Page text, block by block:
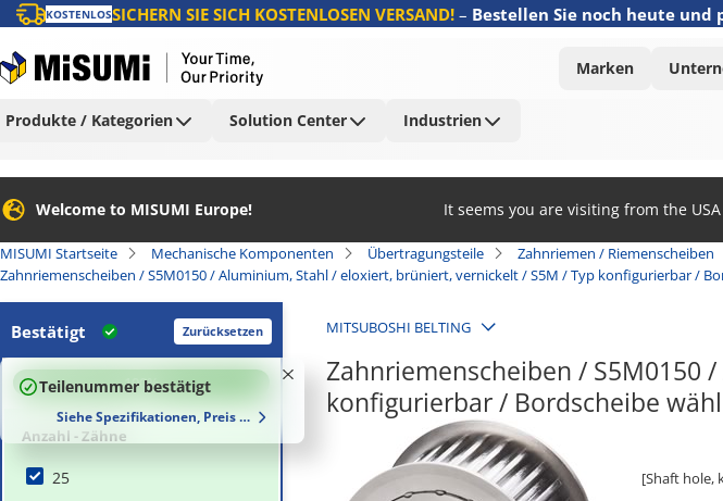
KOSTENLOSSICHERN SIE SICH KOSTENLOSEN VERSAND!– Bestellen Sie noch heute und
Marken
Produkte / Kategorien Solution Center Industrien
Welcome to MISUMI Europe! It seems you are visiting from the
MISUMI Startseite Mechanische Komponenten Übertragungsteile Zahnriemen / Riemenscheiben
Zahnriemenscheiben / S5M0150 / Aluminium, Stahl / eloxiert, brüniert, vernickelt / S5M / Typ konfigurierbar /
Bestätigt Zurücksetzen
100%
Teilenummer bestätigt
Siehe Spezifikationen, Preis und Lieferzeiten
Anzahl - Zähne
25
MITSUBOSHI BELTING
Zahnriemenscheiben / S5M0150
konfigurierbar / Bordscheibe
[Shaft hole,